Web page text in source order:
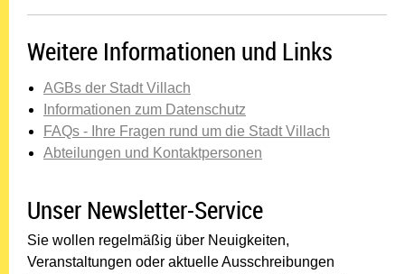
Weitere Informationen und Links
AGBs der Stadt Villach
Informationen zum Datenschutz
FAQs - Ihre Fragen rund um die Stadt Villach
Abteilungen und Kontaktpersonen
Unser Newsletter-Service
Sie wollen regelmäßig über Neuigkeiten,
Veranstaltungen oder aktuelle Ausschreibungen